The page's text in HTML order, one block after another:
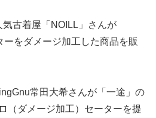
古着屋「NOILL」さんが
をダメージ加工した商品を販
常田大希さんが「一途」の
（ダメージ加工）セーターを提